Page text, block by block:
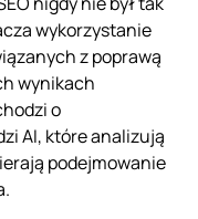
wykorzystanie
z poprawą
wynikach
o
AI, które analizują
podejmowanie